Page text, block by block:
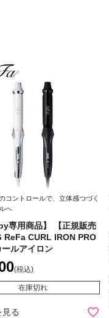
コントロールで、立体感つづく
へ
専用商品】 【正規販売
ReFa CURL IRON PRO
ールアイロン
税込
在庫切れ
見る